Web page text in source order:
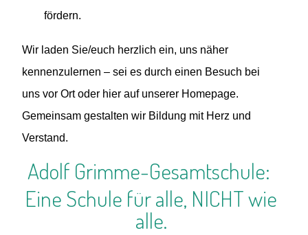
fördern.
Wir laden Sie/euch herzlich ein, uns näher
kennenzulernen – sei es durch einen Besuch bei
uns vor Ort oder hier auf unserer Homepage.
Gemeinsam gestalten wir Bildung mit Herz und
Verstand.
Adolf Grimme-Gesamtschule:
Eine Schule für alle, NICHT wie
alle.